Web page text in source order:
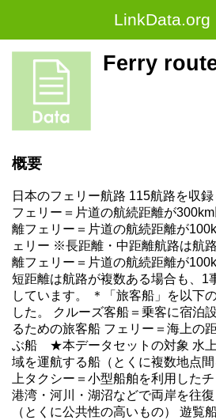
LinkData.org
Ferry
概要
日本のフェリー航路 115航路を収
フェリー＝片道の航続距離が
離フェリー＝片道の航続距離が
ェリー ※長距離・中距離航路は航
離フェリー＝片道の航続距離が
短距離は航路が複数ある場合も、1
しています。 ＊「旅客船」を以下
した。 クルーズ客船＝乗客に宿泊
るための旅客船 フェリー＝海上の
ぶ船 ★本データセットの対象 水
域を運航する船（とくに複数地点
上タクシー＝小型船舶を利用した
港湾・河川・湖沼などで両岸を往
（とくに公共性の高いもの） 遊覧